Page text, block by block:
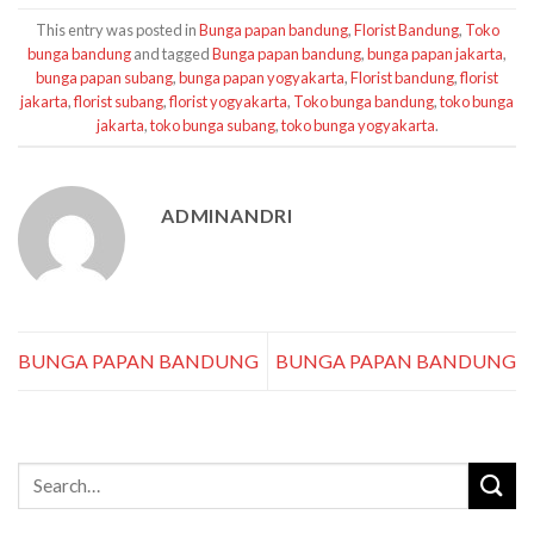
This entry was posted inBunga papan bandung,Florist Bandung, Toko
bunga bandungand taggedBunga papan bandung,bunga papan jakarta,
bunga papan subang,bunga papan yogyakarta,Florist bandung,florist
jakarta,florist subang,florist yogyakarta, Toko bunga bandung,toko bunga
jakarta,toko bunga subang,toko bunga yogyakarta.
ADMINANDRI
BUNGA PAPAN BANDUNG BUNGA PAPAN BANDUNG